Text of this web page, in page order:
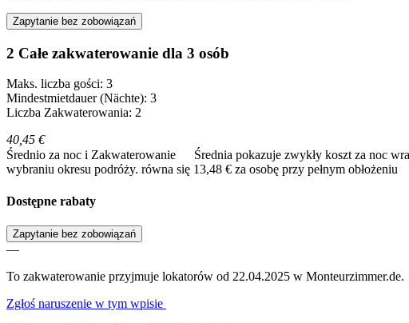
Zapytanie bez zobowiązań
2 Całe zakwaterowanie dla 3 osób
Maks. liczba gości: 3
Mindestmietdauer (Nächte): 3
Liczba Zakwaterowania: 2
40,45 €
Średnio za noc i Zakwaterowanie
Średnia pokazuje zwykły koszt za noc
wybraniu okresu podróży. równa się 13,48 € za osobę przy pełnym obłożeniu
Dostępne rabaty
Zapytanie bez zobowiązań
—
To zakwaterowanie przyjmuje lokatorów od 22.04.2025 w Monteurzimmer.de.
Zgłoś naruszenie w tym wpisie